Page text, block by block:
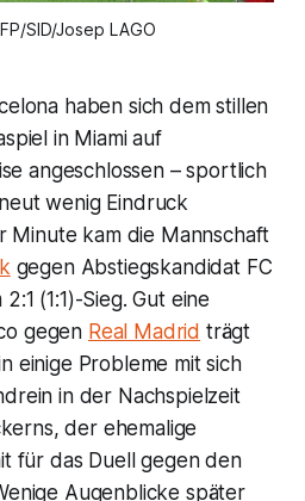
SID/Josep LAGO
haben sich dem stillen
in Miami auf
angeschlossen – sportlich
wenig Eindruck
Minute kam die Mannschaft
gegen Abstiegskandidat FC
(1:1)-Sieg. Gut eine
gegen Real Madrid trägt
einige Probleme mit sich
in der Nachspielzeit
der ehemalige
für das Duell gegen den
Augenblicke später